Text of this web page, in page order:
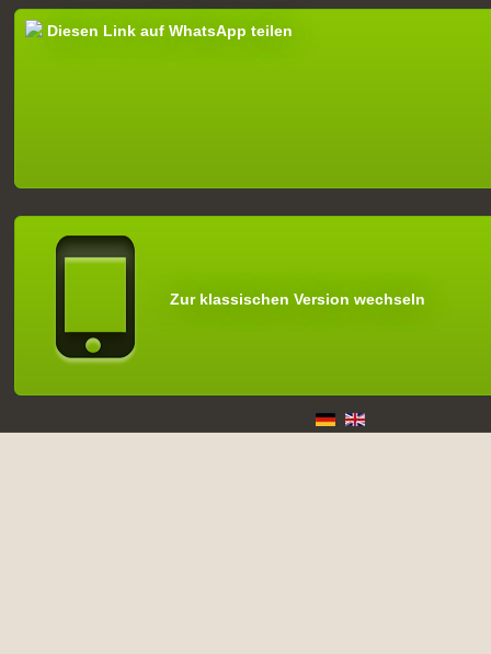
Diesen Link auf WhatsApp teilen
Zur klassischen Version wechseln